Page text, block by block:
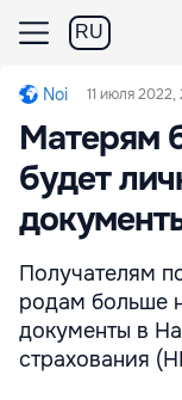
RU
Noi 11 июля 2022,
Матерям
будет
Получателям
родам больше
документы в
страхования